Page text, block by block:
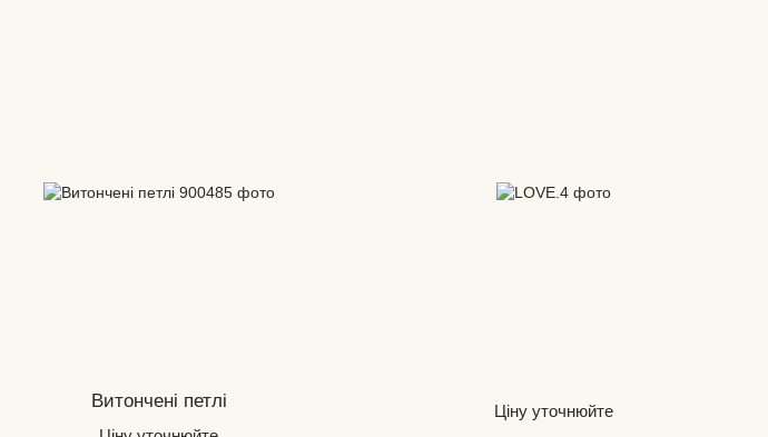
Витончені петлі Ціну уточнюйте